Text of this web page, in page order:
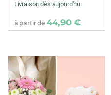
Livraison dès aujourd'hui
à partir de44,90 €